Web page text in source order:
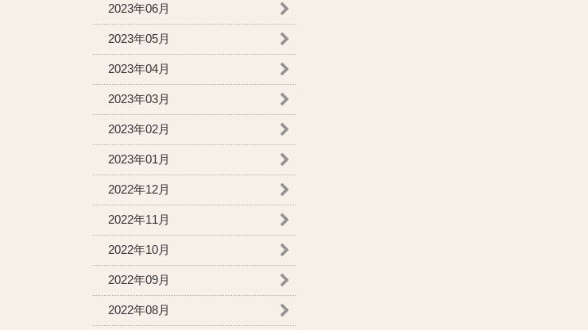
2023年06月
2023年05月
2023年04月
2023年03月
2023年02月
2023年01月
2022年12月
2022年11月
2022年10月
2022年09月
2022年08月